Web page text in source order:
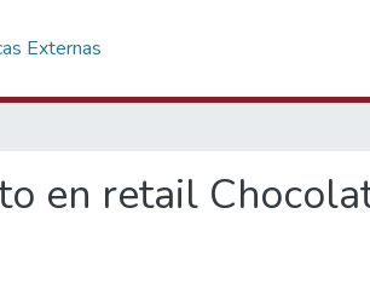
Externas
en retail